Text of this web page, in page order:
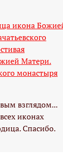
икона
Матери.
монастыря
взглядом...
иконах
Спасибо.